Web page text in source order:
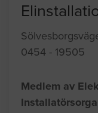
0454 - 19505
Medlem av